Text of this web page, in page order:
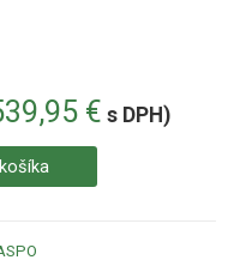
€ s DPH)